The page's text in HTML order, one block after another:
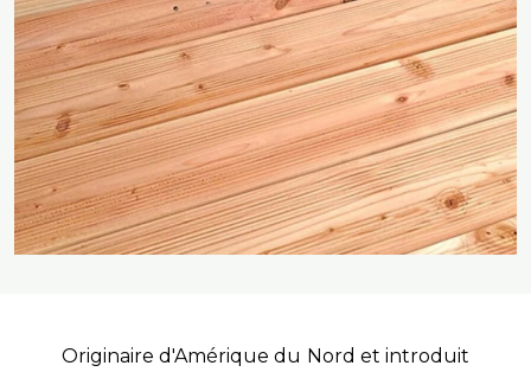
Originaire d'Amérique du Nord et introduit